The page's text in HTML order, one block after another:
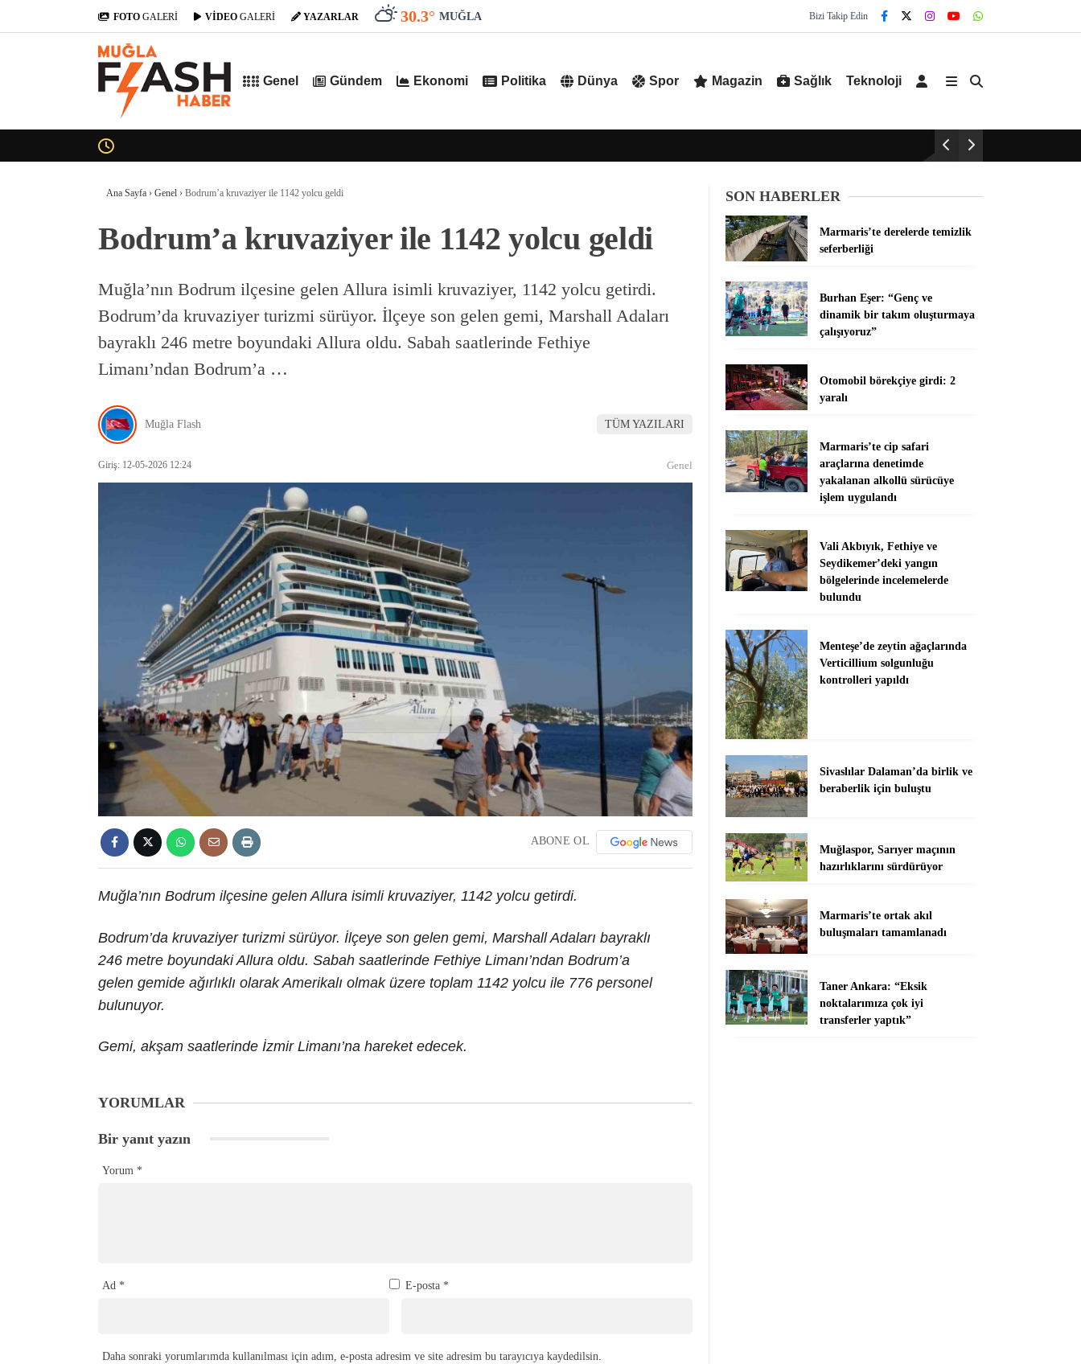
FOTO GALERİ VİDEO GALERİ YAZARLAR 30.3° MUĞLA Bizi Takip Edin
Genel Gündem Ekonomi Politika Dünya Spor Magazin Sağlık Teknoloji
Ana Sayfa › Genel › Bodrum’a kruvaziyer ile 1142 yolcu geldi
Bodrum’a kruvaziyer ile 1142 yolcu geldi
Muğla’nın Bodrum ilçesine gelen Allura isimli kruvaziyer, 1142 yolcu getirdi.
Bodrum’da kruvaziyer turizmi sürüyor. İlçeye son gelen gemi, Marshall Adaları
bayraklı 246 metre boyundaki Allura oldu. Sabah saatlerinde Fethiye
Limanı’ndan Bodrum’a …
Muğla Flash TÜM YAZILARI
Giriş: 12-05-2026 12:24 Genel
ABONE OL
Muğla’nın Bodrum ilçesine gelen Allura isimli kruvaziyer, 1142 yolcu getirdi.
Bodrum’da kruvaziyer turizmi sürüyor. İlçeye son gelen gemi, Marshall Adaları bayraklı
246 metre boyundaki Allura oldu. Sabah saatlerinde Fethiye Limanı’ndan Bodrum’a
gelen gemide ağırlıklı olarak Amerikalı olmak üzere toplam 1142 yolcu ile 776 personel
bulunuyor.
Gemi, akşam saatlerinde İzmir Limanı’na hareket edecek.
YORUMLAR
Bir yanıt yazın
Yorum *
Ad * E-posta *
Daha sonraki yorumlarımda kullanılması için adım, e-posta adresim ve site adresim bu tarayıcıya kaydedilsin.
SON HABERLER
Marmaris’te derelerde temizlik
seferberliği
Burhan Eşer: “Genç ve
dinamik bir takım oluşturmaya
çalışıyoruz”
Otomobil börekçiye girdi: 2
yaralı
Marmaris’te cip safari
araçlarına denetimde
yakalanan alkollü sürücüye
işlem uygulandı
Vali Akbıyık, Fethiye ve
Seydikemer’deki yangın
bölgelerinde incelemelerde
bulundu
Menteşe’de zeytin ağaçlarında
Verticillium solgunluğu
kontrolleri yapıldı
Sivaslılar Dalaman’da birlik ve
beraberlik için buluştu
Muğlaspor, Sarıyer maçının
hazırlıklarını sürdürüyor
Marmaris’te ortak akıl
buluşmaları tamamlanadı
Taner Ankara: “Eksik
noktalarımıza çok iyi
transferler yaptık”